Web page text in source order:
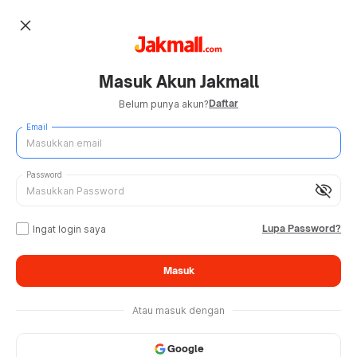
close
Masuk Akun Jakmall
Belum punya akun?Daftar
Email
visibility_off
Password
Ingat login saya Lupa Password?
Masuk
Atau masuk dengan
Google